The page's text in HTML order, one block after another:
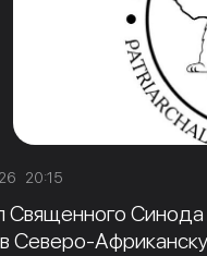
20:15
Синода
Северо-